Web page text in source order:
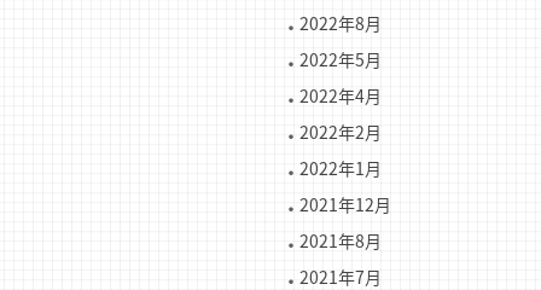
2022年8月
2022年5月
2022年4月
2022年2月
2022年1月
2021年12月
2021年8月
2021年7月